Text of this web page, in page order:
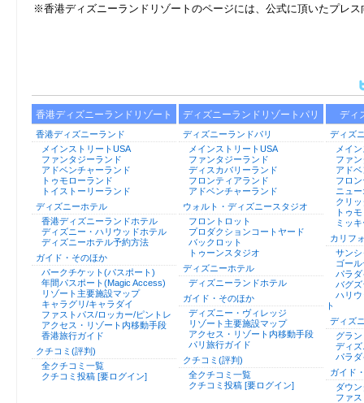
※香港ディズニーランドリゾートのページには、公式に頂いたプレ
香港ディズニーランドリゾート
香港ディズニーランド
メインストリートUSA
ファンタジーランド
アドベンチャーランド
トゥモローランド
トイストーリーランド
ディズニーホテル
香港ディズニーランドホテル
ディズニー・ハリウッドホテル
ディズニーホテル予約方法
ガイド・そのほか
パークチケット(パスポート)
年間パスポート(Magic Access)
リゾート主要施設マップ
キャラグリ/キャラダイ
ファストパス/ロッカー/ピントレ
アクセス・リゾート内移動手段
香港旅行ガイド
クチコミ(評判)
全クチコミ一覧
クチコミ投稿 [要ログイン]
ディズニーランドリゾートパリ
ディズニーランドパリ
メインストリートUSA
ファンタジーランド
ディスカバリーランド
フロンティアランド
アドベンチャーランド
ウォルト・ディズニースタジオ
フロントロット
プロダクションコートヤード
バックロット
トゥーンスタジオ
ディズニーホテル
ディズニーランドホテル
ガイド・そのほか
ディズニー・ヴィレッジ
リゾート主要施設マップ
アクセス・リゾート内移動手段
パリ旅行ガイド
クチコミ(評判)
全クチコミ一覧
クチコミ投稿 [要ログイン]
ディ
ディズ
メイ
ファ
アド
フロ
ニュ
クリ
トゥ
ミッ
カリフ
サン
ゴー
パラ
バグ
ハリ
ト
ディズ
グラ
ディ
パラ
ガイド
ダウ
ファ